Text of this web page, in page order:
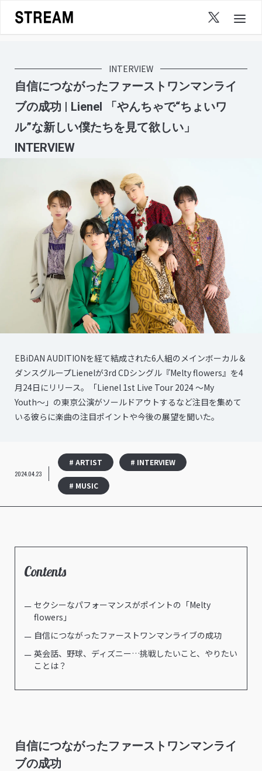
content
INTERVIEW
自信につながったファーストワンマンライ
ブの成功 | Lienel 「やんちゃで“ちょいワ
ル”な新しい僕たちを見て欲しい」
INTERVIEW
EBiDAN AUDITIONを経て結成された6人組のメインボーカル＆
ダンスグループLienelが3rd CDシングル『Melty flowers』を4
月24日にリリース。「Lienel 1st Live Tour 2024 〜My
Youth〜」の東京公演がソールドアウトするなど注目を集めて
いる彼らに楽曲の注目ポイントや今後の展望を聞いた。
2024.04.23
# ARTIST # INTERVIEW
# MUSIC
Contents
セクシーなパフォーマンスがポイントの「Melty
flowers」
自信につながったファーストワンマンライブの成功
英会話、野球、ディズニー…挑戦したいこと、やりたい
ことは？
自信につながったファーストワンマンライ
ブの成功